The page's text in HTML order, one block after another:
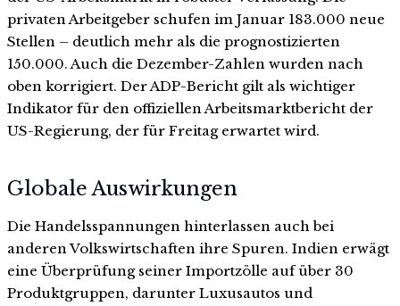
privaten Arbeitgeber schufen im Januar 183.000 neue
Stellen – deutlich mehr als die prognostizierten
150.000. Auch die Dezember-Zahlen wurden nach
oben korrigiert. Der ADP-Bericht gilt als wichtiger
Indikator für den offiziellen Arbeitsmarktbericht der
US-Regierung, der für Freitag erwartet wird.
Globale Auswirkungen
Die Handelsspannungen hinterlassen auch bei
anderen Volkswirtschaften ihre Spuren. Indien erwägt
eine Überprüfung seiner Importzölle auf über 30
Produktgruppen, darunter Luxusautos und